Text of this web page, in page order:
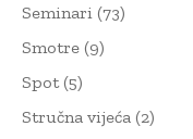
Seminari (73)
Smotre (9)
Spot(5)
Stručna vijeća (2)